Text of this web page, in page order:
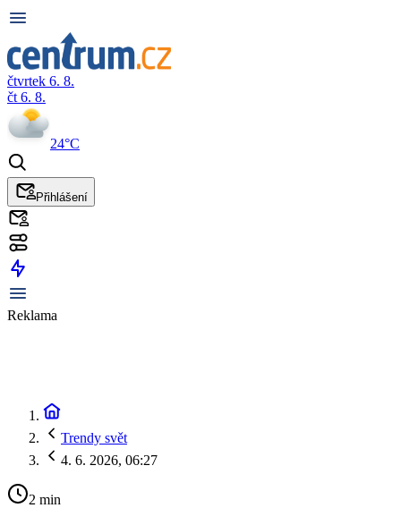
čtvrtek 6. 8.
čt 6. 8.
24°C
Přihlášení
Reklama
Trendy svět
4. 6. 2026, 06:27
2 min